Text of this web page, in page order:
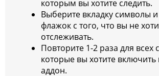
которым вы хотите следить.
Выберите вкладку символы
флажок с того, что вы не
отслеживать.
Повторите 1-2 раза для всех
которые вы хотите включить
аддон.